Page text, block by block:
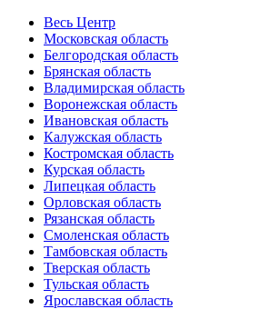
Весь Центр
Московская область
Белгородская область
Брянская область
Владимирская область
Воронежская область
Ивановская область
Калужская область
Костромская область
Курская область
Липецкая область
Орловская область
Рязанская область
Смоленская область
Тамбовская область
Тверская область
Тульская область
Ярославская область